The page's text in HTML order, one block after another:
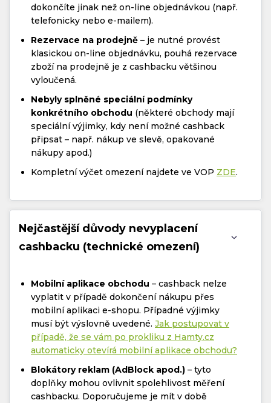
dokončíte jinak než on-line objednávkou (např.
telefonicky nebo e-mailem).
Rezervace na prodejně – je nutné provést
klasickou on-line objednávku, pouhá rezervace
zboží na prodejně je z cashbacku většinou
vyloučená.
Nebyly splněné speciální podmínky
konkrétního obchodu (některé obchody mají
speciální výjimky, kdy není možné cashback
připsat – např. nákup ve slevě, opakované
nákupy apod.)
Kompletní výčet omezení najdete ve VOP ZDE.
Nejčastější důvody nevyplacení
cashbacku (technické omezení)
Mobilní aplikace obchodu – cashback nelze
vyplatit v případě dokončení nákupu přes
mobilní aplikaci e-shopu. Případné výjimky
musí být výslovně uvedené. Jak postupovat v
případě, že se vám po prokliku z Hamty.cz
automaticky otevírá mobilní aplikace obchodu?
Blokátory reklam (AdBlock apod.) – tyto
doplňky mohou ovlivnit spolehlivost měření
cashbacku. Doporučujeme je mít v době